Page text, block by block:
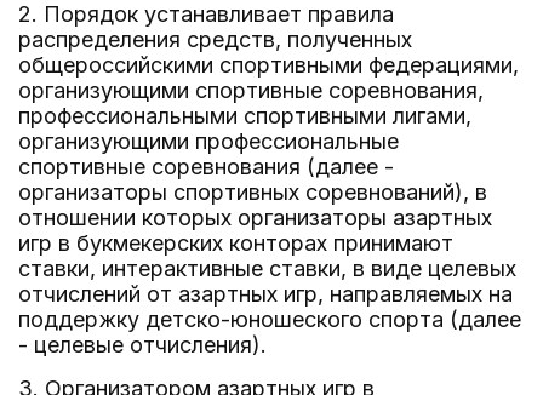
2. Порядок устанавливает правила
распределения средств, полученных
общероссийскими спортивными федерациями,
организующими спортивные соревнования,
профессиональными спортивными лигами,
организующими профессиональные
спортивные соревнования (далее -
организаторы спортивных соревнований), в
отношении которых организаторы азартных
игр в букмекерских конторах принимают
ставки, интерактивные ставки, в виде целевых
отчислений от азартных игр, направляемых на
поддержку детско-юношеского спорта (далее
- целевые отчисления).
3. Организатором азартных игр в